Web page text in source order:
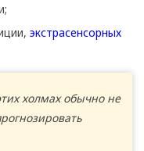
экстрасенсорных
холмах обычно не